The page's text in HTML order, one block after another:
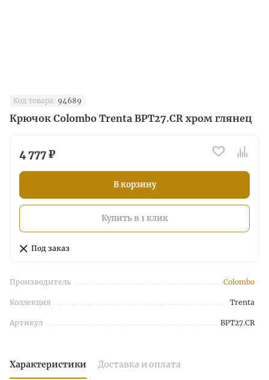
Код товара: 94689
Крючок Colombo Trenta BPT27.CR хром глянец
4 777 ₽
В корзину
Купить в 1 клик
Под заказ
Производитель Colombo
Коллекция Trenta
Артикул BPT27.CR
Характеристики Доставка и оплата